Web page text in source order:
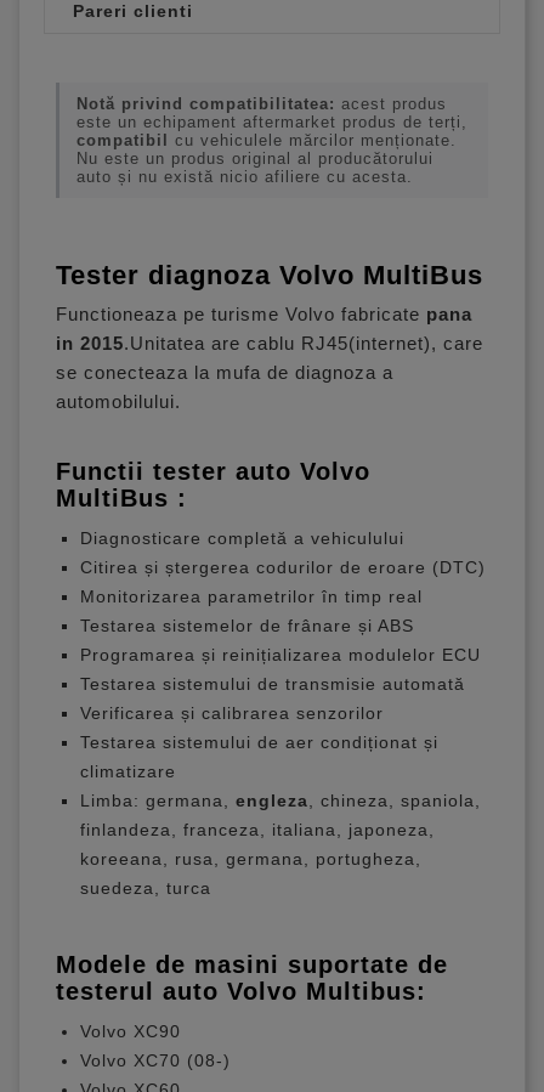
Pareri clienti
Notă privind compatibilitatea: acest produs
este un echipament aftermarket produs de terți,
compatibil
cu vehiculele mărcilor menționate.
Nu este un produs original al producătorului
auto și nu există nicio afiliere cu acesta.
Tester diagnoza Volvo MultiBus
Functioneaza pe turisme Volvo fabricate pana
in 2015.Unitatea are cablu RJ45(internet), care
se conecteaza la mufa de diagnoza a
automobilului.
Functii tester auto Volvo
MultiBus :
Diagnosticare completă a vehiculului
Citirea și ștergerea codurilor de eroare (DTC)
Monitorizarea parametrilor în timp real
Testarea sistemelor de frânare și ABS
Programarea și reinițializarea modulelor ECU
Testarea sistemului de transmisie automată
Verificarea și calibrarea senzorilor
Testarea sistemului de aer condiționat și
climatizare
Limba: germana, engleza , chineza, spaniola,
finlandeza, franceza, italiana, japoneza,
koreeana, rusa, germana, portugheza,
suedeza, turca
Modele de masini suportate de
testerul auto Volvo Multibus:
Volvo XC90
Volvo XC70 (08-)